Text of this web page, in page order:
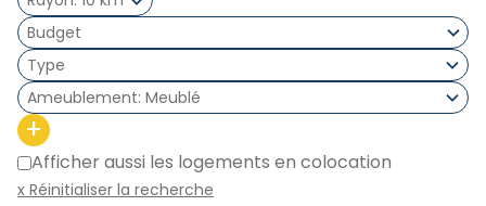
Type
Ameublement Meublé
+
Afficher aussi les logements en colocation
x Réinitialiser la recherche